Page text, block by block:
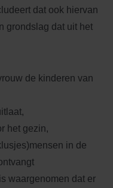
dat ook hiervan
grondslag dat uit het
de kinderen van
het gezin,
in de
waargenomen dat er